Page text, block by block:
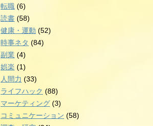
転職 (6)
読書 (58)
健康・運動 (52)
時事ネタ (84)
副業 (4)
娯楽 (1)
人間力 (33)
ライフハック (88)
マーケティング (3)
コミュニケーション (58)